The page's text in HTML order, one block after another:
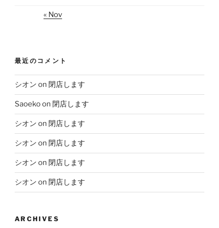
« Nov
最近のコメント
シオン on 閉店します
Saoekoon 閉店します
シオン on 閉店します
シオン on 閉店します
シオン on 閉店します
シオン on 閉店します
ARCHIVES